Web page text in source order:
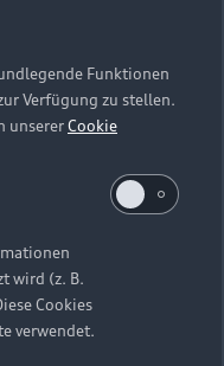
Einstellungen
Anordnung der
auf dieser
Funktionen
Verfügung zu stellen.
unsererCookie
wird (z. B.
Cookies
verwendet.